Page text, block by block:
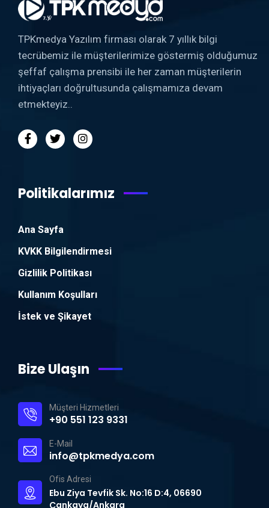
TPKmedya Yazılım firması olarak 7 yıllık bilgi
tecrübemiz ile müşterilerimize göstermiş olduğumuz
şeffaf çalışma prensibi ile her zaman müşterilerin
ihtiyaçları doğrultusunda çalışmamıza devam
etmekteyiz..
Politikalarımız
Ana Sayfa
KVKK Bilgilendirmesi
Gizlilik Politikası
Kullanım Koşulları
İstek ve Şikayet
Bize Ulaşın
Müşteri Hizmetleri
+90 551 123 9331
E-Mail
info@tpkmedya.com
Ofis Adresi
Ebu Ziya Tevfik Sk. No:16 D:4, 06690
Çankaya/Ankara